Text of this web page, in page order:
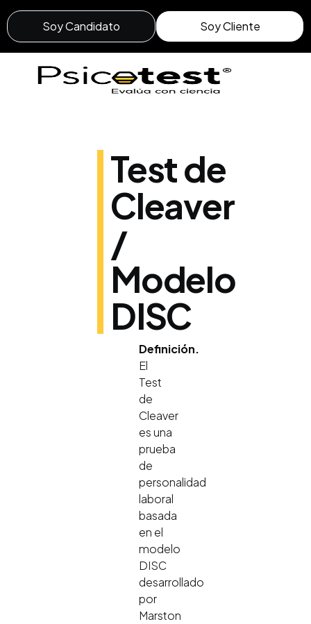
Soy Candidato Soy Cliente
Test de
Cleaver
/
Modelo
DISC
Definición.
El
Test
de
Cleaver
es una
prueba
de
personalidad
laboral
basada
en el
modelo
DISC
desarrollado
por
Marston